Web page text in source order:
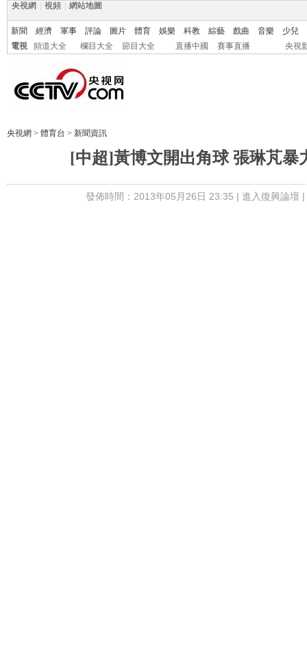
央視網 視頻 網站地圖
新聞 經濟 軍事 評論 圖片 體育 娛樂 科教 綜藝 戲曲 音樂
少兒
電視
頻道大全 欄目大全 節目大全 直播中國 賽事直播 央視
央視網 > 體育台 > 新聞資訊
[中超]黃博文開出角球 張琳芃暴
發佈時間：2013年05月26日 23:35 | 進入復興論壇 |